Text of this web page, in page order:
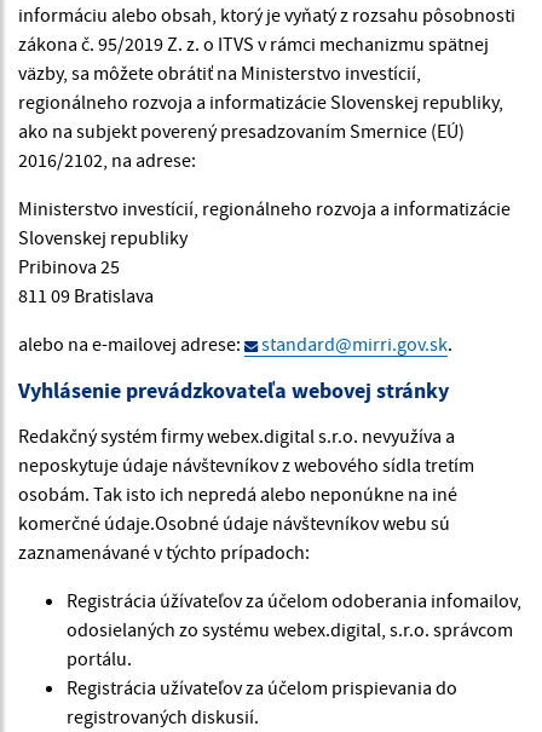
informáciu alebo obsah, ktorý je vyňatý z rozsahu pôsobnosti
zákona č. 95/2019 Z. z. o ITVS v rámci mechanizmu spätnej
väzby, sa môžete obrátiť na Ministerstvo investícií,
regionálneho rozvoja a informatizácie Slovenskej republiky,
ako na subjekt poverený presadzovaním Smernice (EÚ)
2016/2102, na adrese:
Ministerstvo investícií, regionálneho rozvoja a informatizácie
Slovenskej republiky
Pribinova 25
811 09 Bratislava
alebo na e-mailovej adrese:
standard@mirri.gov.sk.
Vyhlásenie prevádzkovateľa webovej stránky
Redakčný systém firmy webex.digital s.r.o. nevyužíva a
neposkytuje údaje návštevníkov z webového sídla tretím
osobám. Tak isto ich nepredá alebo neponúkne na iné
komerčné údaje.Osobné údaje návštevníkov webu sú
zaznamenávané v týchto prípadoch:
Registrácia úžívateľov za účelom odoberania infomailov,
odosielaných zo systému webex.digital, s.r.o. správcom
portálu.
Registrácia užívateľov za účelom prispievania do
registrovaných diskusií.